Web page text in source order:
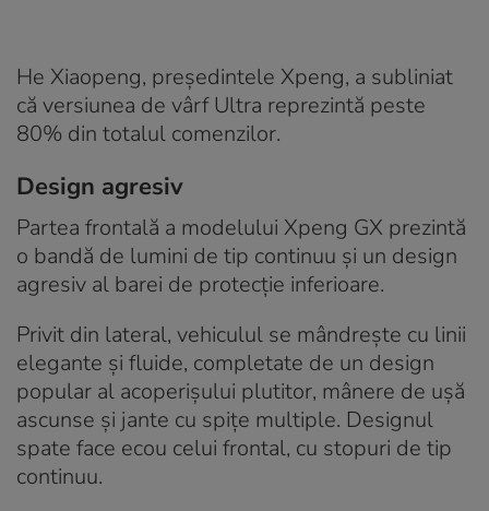
He Xiaopeng, președintele Xpeng, a subliniat
că versiunea de vârf Ultra reprezintă peste
80% din totalul comenzilor.
Design agresiv
Partea frontală a modelului Xpeng GX prezintă
o bandă de lumini de tip continuu și un design
agresiv al barei de protecție inferioare.
Privit din lateral, vehiculul se mândrește cu linii
elegante și fluide, completate de un design
popular al acoperișului plutitor, mânere de ușă
ascunse și jante cu spițe multiple. Designul
spate face ecou celui frontal, cu stopuri de tip
continuu.